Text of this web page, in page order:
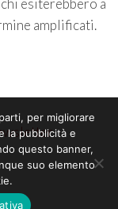
esiterebbero a
amplificati.
per migliorare
la pubblicità e
questo banner,
suo elemento